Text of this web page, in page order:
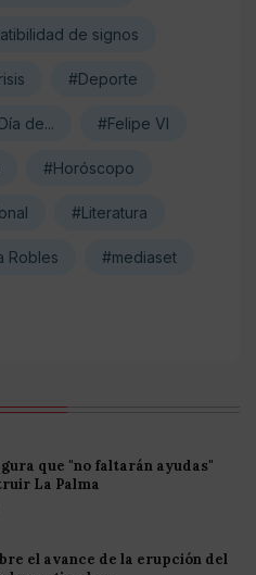
de signos
#Deporte
de... #Felipe VI
#Horóscopo
#Literatura
Robles #mediaset
que "no faltarán ayudas"
La Palma
el avance de la erupción del